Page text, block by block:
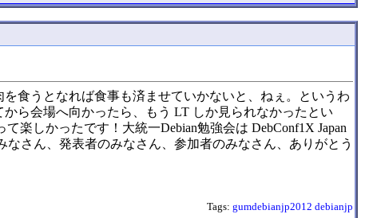
食うとなれば食事も済ませていかないと、ねぇ。というわ
ら会場へ向かったら、もう LT しか見られなかったとい
楽しかったです！大統一Debian勉強会は DebConf1X Japan
さん、発表者のみなさん、参加者のみなさん、ありがとう
Tags: gumdebianjp2012 debianjp